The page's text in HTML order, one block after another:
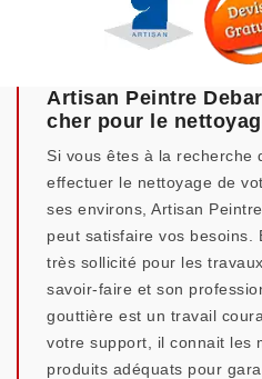
Artisan Peintre
cher pour le
Si vous êtes à la recherche
effectuer le nettoyage de
ses environs, Artisan
peut satisfaire vos besoins.
très sollicité pour les
savoir-faire et son
gouttière est un travail
votre support, il connait les
produits adéquats pour